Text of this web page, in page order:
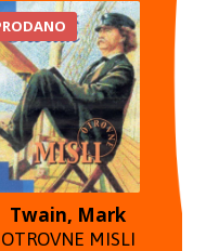
Twain, Mark
OTROVNE MISLI